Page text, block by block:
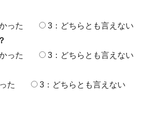
った
3：どちらとも言えない
った
3：どちらとも言えない
た 3：どちらとも言えない